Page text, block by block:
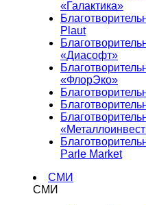
«Галактика»
Plaut
«Диасофт»
«ФлорЭко»
Parle Market
СМИ
СМИ